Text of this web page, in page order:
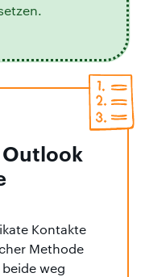
Kontakte
Methode
weg